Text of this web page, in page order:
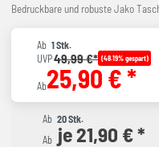
Bedruckbare und robuste Jako
Ab 1 Stk.
UVP49,99 €* (48.19% gespart)
Ab25,90 € *
Ab 20 Stk.
Ab je 21,90 € *